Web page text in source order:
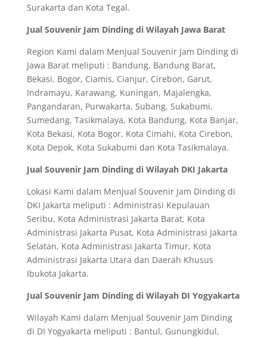
Surakarta dan Kota Tegal.
Jual Souvenir Jam Dinding di Wilayah Jawa Barat
Region Kami dalam Menjual Souvenir Jam Dinding di
Jawa Barat meliputi : Bandung, Bandung Barat,
Bekasi, Bogor, Ciamis, Cianjur, Cirebon, Garut,
Indramayu, Karawang, Kuningan, Majalengka,
Pangandaran, Purwakarta, Subang, Sukabumi,
Sumedang, Tasikmalaya, Kota Bandung, Kota Banjar,
Kota Bekasi, Kota Bogor, Kota Cimahi, Kota Cirebon,
Kota Depok, Kota Sukabumi dan Kota Tasikmalaya.
Jual Souvenir Jam Dinding di Wilayah DKI Jakarta
Lokasi Kami dalam Menjual Souvenir Jam Dinding di
DKI Jakarta meliputi : Administrasi Kepulauan
Seribu, Kota Administrasi Jakarta Barat, Kota
Administrasi Jakarta Pusat, Kota Administrasi Jakarta
Selatan, Kota Administrasi Jakarta Timur, Kota
Administrasi Jakarta Utara dan Daerah Khusus
Ibukota Jakarta.
Jual Souvenir Jam Dinding di Wilayah DI Yogyakarta
Wilayah Kami dalam Menjual Souvenir Jam Dinding
di DI Yogyakarta meliputi : Bantul, Gunungkidul,